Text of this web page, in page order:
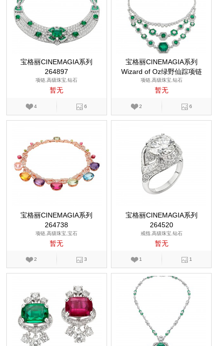
宝格丽CINEMAGIA系列
264897
项链,高级珠宝,钻石
暂无
4 6
宝格丽CINEMAGIA系列
Wizard of Oz绿野仙踪项链
项链,高级珠宝,钻石
暂无
2 6
宝格丽CINEMAGIA系列
264738
项链,高级珠宝,宝石
暂无
2 3
宝格丽CINEMAGIA系列
264520
戒指,高级珠宝,钻石
暂无
1 1